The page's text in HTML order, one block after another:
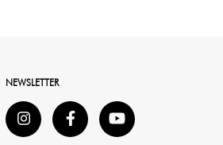
NEWSLETTER